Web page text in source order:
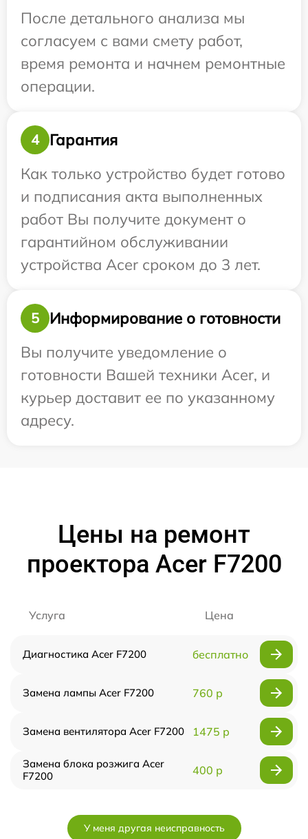
После детального анализа мы
согласуем с вами смету работ,
время ремонта и начнем ремонтные
операции.
4
Гарантия
Как только устройство будет готово
и подписания акта выполненных
работ Вы получите документ о
гарантийном обслуживании
устройства Acer сроком до 3 лет.
5
Информирование о готовности
Вы получите уведомление о
готовности Вашей техники Acer, и
курьер доставит ее по указанному
адресу.
Цены на ремонт
проектора Acer F7200
Услуга Цена
Диагностика Acer F7200 бесплатно
Замена лампы Acer F7200 760 р
Замена вентилятора Acer F7200 1475 р
Замена блока розжига Acer
F7200
400 р
У меня другая неисправность